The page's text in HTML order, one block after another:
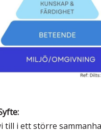
till i ett större